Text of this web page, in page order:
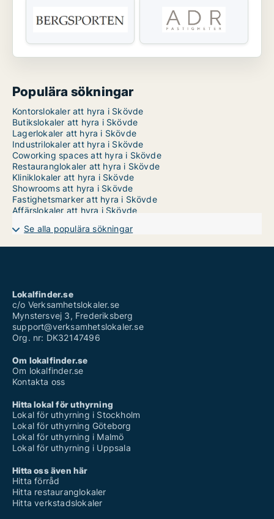
Populära sökningar
Kontorslokaler att hyra i Skövde
Butikslokaler att hyra i Skövde
Lagerlokaler att hyra i Skövde
Industrilokaler att hyra i Skövde
Coworking spaces att hyra i Skövde
Restauranglokaler att hyra i Skövde
Kliniklokaler att hyra i Skövde
Showrooms att hyra i Skövde
Fastighetsmarker att hyra i Skövde
Affärslokaler att hyra i Skövde
Se alla populära sökningar
Lokalfinder.se
c/o Verksamhetslokaler.se
Mynstersvej 3, Frederiksberg
support@verksamhetslokaler.se
Org. nr: DK32147496
Om lokalfinder.se
Om lokalfinder.se
Kontakta oss
Hitta lokal för uthyrning
Lokal för uthyrning i Stockholm
Lokal för uthyrning Göteborg
Lokal för uthyrning i Malmö
Lokal för uthyrning i Uppsala
Hitta oss även här
Hitta förråd
Hitta restauranglokaler
Hitta verkstadslokaler